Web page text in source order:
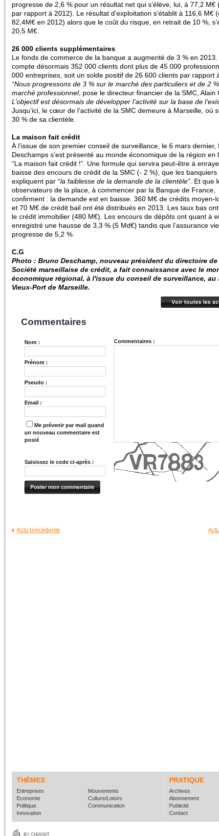
progresse de 2,6 % pour un résultat net qui s’élève, lui, à 77,2 M€
par rapport à 2012). Le résultat d’exploitation s’établit à 116,6 M€
82,4M€ en 2012) alors que le coût du risque, en retrait de 10 %,
20,5 M€.
26 000 clients supplémentaires
Le fonds de commerce de la banque a augmenté de 3 % en 2013.
compte désormais 352 000 clients dont plus de 45 000
000 entreprises, soit un solde positif de 26 600 clients par rapport
“Nous progressons de 3 % sur le marché des particuliers et de 2
marché professionnel, pose le directeur financier de la SMC, Alain
L’objectif est désormais de développer l’activité sur la base de
Jusqu’ici, le cœur de l’activité de la SMC demeure à Marseille, où
30 % de sa clientèle.
La maison fait crédit
À l’issue de son premier conseil de surveillance, le 6 mars dernier,
Deschamps s’est présenté au monde économique de la région en
“La maison fait crédit !”. Une formule qui servira peut-être à
baisse des encours de crédit de la SMC (- 2 %), que les banquiers
expliquent par “la faiblesse de la demande de la clientèle” . Et que
observateurs de la place, à commencer par la Banque de France,
confirment : la demande est en baisse. 360 M€ de crédits moyen-
et 70 M€ de crédit bail ont été distribués en 2013. Les taux bas
le crédit immobilier (480 M€). Les encours de dépôts ont quant à
enregistré une hausse de 3,3 % (5 Md€) tandis que l’assurance vie
progresse de 5,2 %.
C.G
Photo : Bruno Deschamp, nouveau président du directoire de
Société marseillaise de crédit, a fait connaissance avec le
économique régional, à l'issue du conseil de surveillance, au
Vieux-Port de Marseille.
Commentaires
Nom :
Prénom :
Pseudo :
Email :
Me prévenir par mail quand
un nouveau commentaire est
posté
Saisissez le code ci-après :
Commentaires :
Actu précédente
THÈMES PRATIQUE
Entreprises
Economie
Politique
Innovation
Mouvements
Culture/Loisirs
Communication
Archives
Abonnement
Publicité
Contact